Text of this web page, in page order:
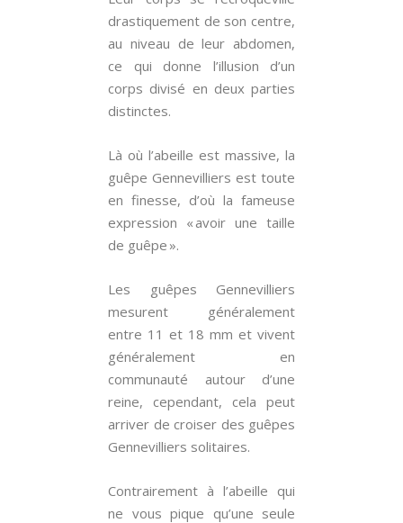
drastiquement de son centre,
au niveau de leur abdomen,
ce qui donne l’illusion d’un
corps divisé en deux parties
distinctes.
Là où l’abeille est massive, la
guêpe Gennevilliers est toute
en finesse, d’où la fameuse
expression « avoir une taille
de guêpe ».
Les guêpes Gennevilliers
mesurent généralement
entre 11 et 18 mm et vivent
généralement en
communauté autour d’une
reine, cependant, cela peut
arriver de croiser des guêpes
Gennevilliers solitaires.
Contrairement à l’abeille qui
ne vous pique qu’une seule